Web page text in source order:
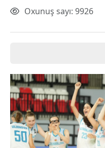
Texnologiya
Əlaqə
Oxunuş sayı: 9926